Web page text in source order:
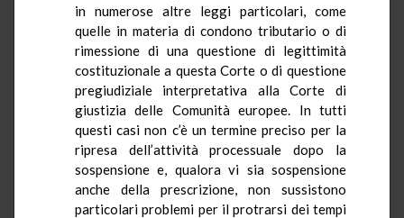
in numerose altre leggi particolari, come
quelle in materia di condono tributario o di
rimessione di una questione di legittimità
costituzionale a questa Corte o di questione
pregiudiziale interpretativa alla Corte di
giustizia delle Comunità europee. In tutti
questi casi non c’è un termine preciso per la
ripresa dell’attività processuale dopo la
sospensione e, qualora vi sia sospensione
anche della prescrizione, non sussistono
particolari problemi per il protrarsi dei tempi